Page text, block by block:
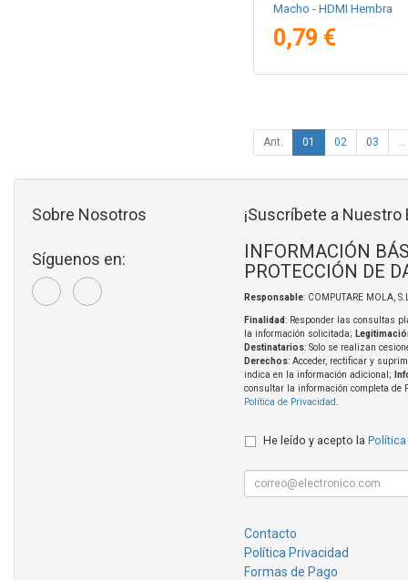
Macho - HDMI Hembra
0,79 €
Ant. 01 02 03 ...
Sobre Nosotros
Síguenos en:
¡Suscríbete a Nuestro
INFORMACIÓN
PROTECCIÓN DE
Responsable: COMPUTARE MOLA,
Finalidad: Responder las consultas
la información solicitada;
Destinatarios: Solo se realizan
Derechos: Acceder, rectificar y
indica en la información adicional;
consultar la información completa de
Política de Privacidad.
He leído y acepto la Política
Contacto
Política Privacidad
Formas de Pago